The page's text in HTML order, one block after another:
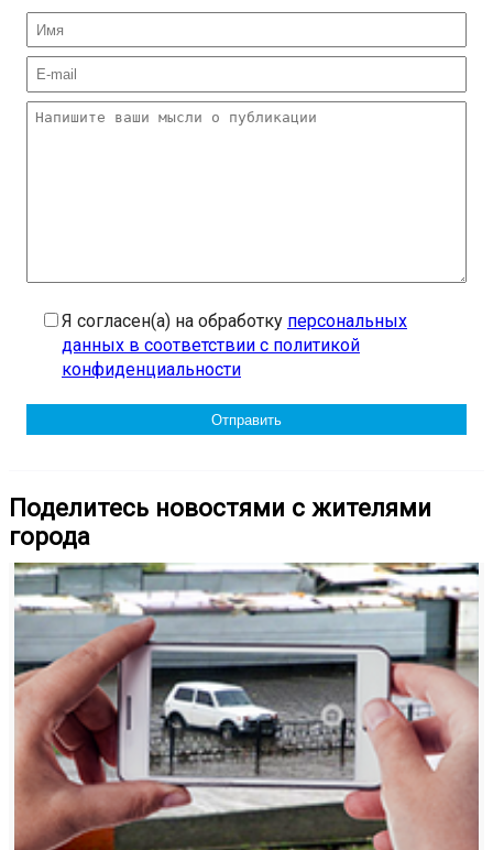
Я согласен(а) на обработку персональных
данных в соответствии с политикой
конфиденциальности
Поделитесь новостями с жителями
города